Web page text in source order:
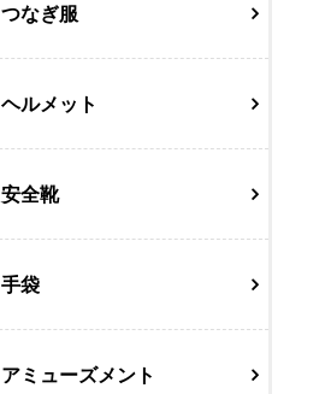
つなぎ服
ヘルメット
安全靴
手袋
アミューズメント